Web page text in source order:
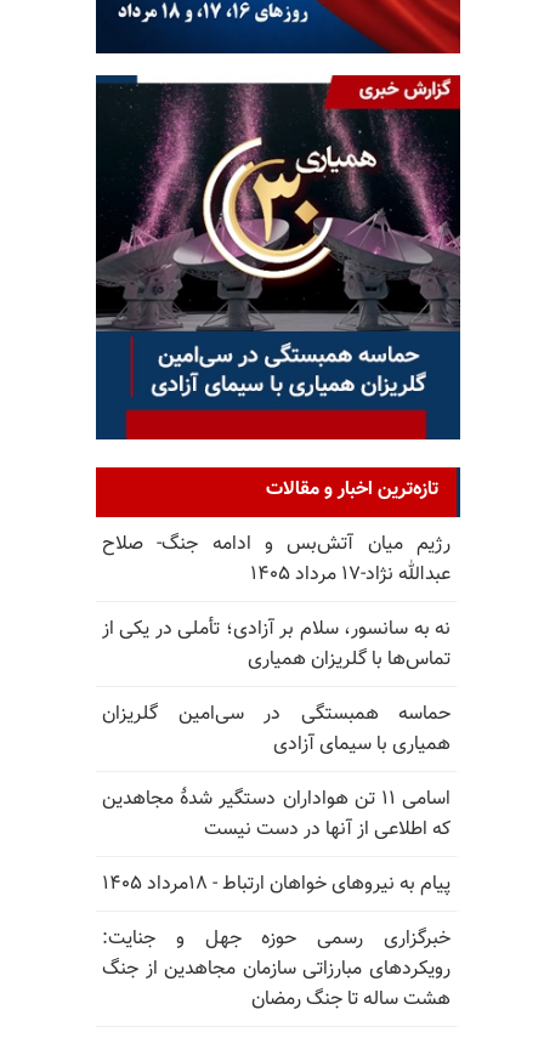
تازه‌ترین اخبار و مقالات
رژیم میان آتش‌بس و ادامه جنگ- صلاح
عبدالله نژاد-۱۷ مرداد ۱۴۰۵
نه به سانسور، سلام بر آزادی؛ تأملی در یکی از
تماس‌ها با گلریزان همیاری
حماسه همبستگی در سی‌امین گلریزان
همیاری با سیمای آزادی
اسامی ۱۱ تن هواداران دستگیر شدهٔ مجاهدین
که اطلاعی از آنها در دست نیست
پیام به نیروهای خواهان ارتباط - ۱۸مرداد ۱۴۰۵
خبرگزاری رسمی حوزه جهل و جنایت:
رویکردهای مبارزاتی سازمان مجاهدین از جنگ
هشت ساله تا جنگ رمضان